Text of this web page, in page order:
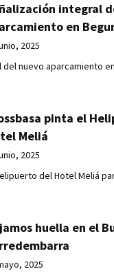
integral
en
2025
nuevo aparcamiento
pinta el
Meliá
2025
del Hotel Meliá
huella en el
2025